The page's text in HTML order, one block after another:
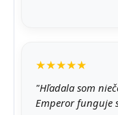
★★★★★
"Hľadala som
Emperor funguje